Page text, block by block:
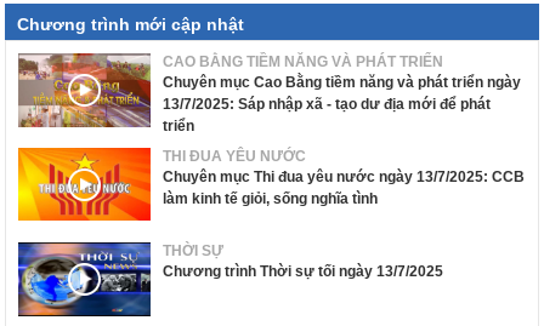
Chương trình mới cập nhật
CAO BẰNG TIỀM NĂNG VÀ PHÁT TRIỂN
Chuyên mục Cao Bằng tiềm năng và phát triển ngày
13/7/2025: Sáp nhập xã - tạo dư địa mới để phát
triển
THI ĐUA YÊU NƯỚC
Chuyên mục Thi đua yêu nước ngày 13/7/2025: CCB
làm kinh tế giỏi, sống nghĩa tình
THỜI SỰ
Chương trình Thời sự tối ngày 13/7/2025